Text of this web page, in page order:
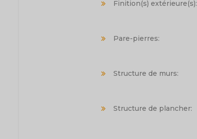
Finition(s) extérieure(s):
Pare-pierres:
Structure de murs:
Structure de plancher: